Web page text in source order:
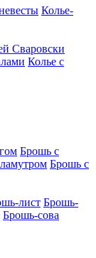
Колье-
Сваровски
Колье с
Брошь с
Брошь с
лист Брошь-
Брошь-сова